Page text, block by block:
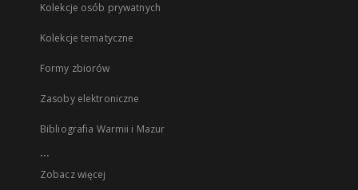
Kolekcje osób prywatnych
Kolekcje tematyczne
Formy zbiorów
Zasoby elektroniczne
Bibliografia Warmii i Mazur
...
Zobacz więcej